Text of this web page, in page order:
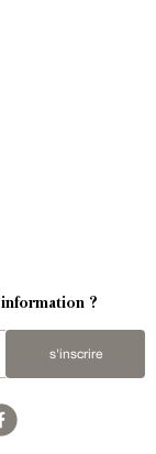
?
s'inscrire